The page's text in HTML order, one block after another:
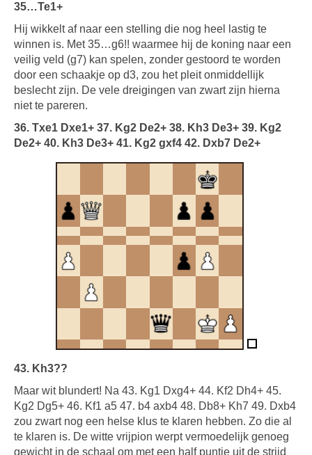
35…Te1+
Hij wikkelt af naar een stelling die nog heel lastig te
winnen is. Met 35…g6!! waarmee hij de koning naar een
veilig veld (g7) kan spelen, zonder gestoord te worden
door een schaakje op d3, zou het pleit onmiddellijk
beslecht zijn. De vele dreigingen van zwart zijn hierna
niet te pareren.
36. Txe1 Dxe1+ 37. Kg2 De2+ 38. Kh3 De3+ 39. Kg2
De2+ 40. Kh3 De3+ 41. Kg2 gxf4 42. Dxb7 De2+
43. Kh3??
Maar wit blundert! Na 43. Kg1 Dxg4+ 44. Kf2 Dh4+ 45.
Kg2 Dg5+ 46. Kf1 a5 47. b4 axb4 48. Db8+ Kh7 49. Dxb4
zou zwart nog een helse klus te klaren hebben. Zo die al
te klaren is. De witte vrijpion werpt vermoedelijk genoeg
gewicht in de schaal om met een half puntje uit de strijd